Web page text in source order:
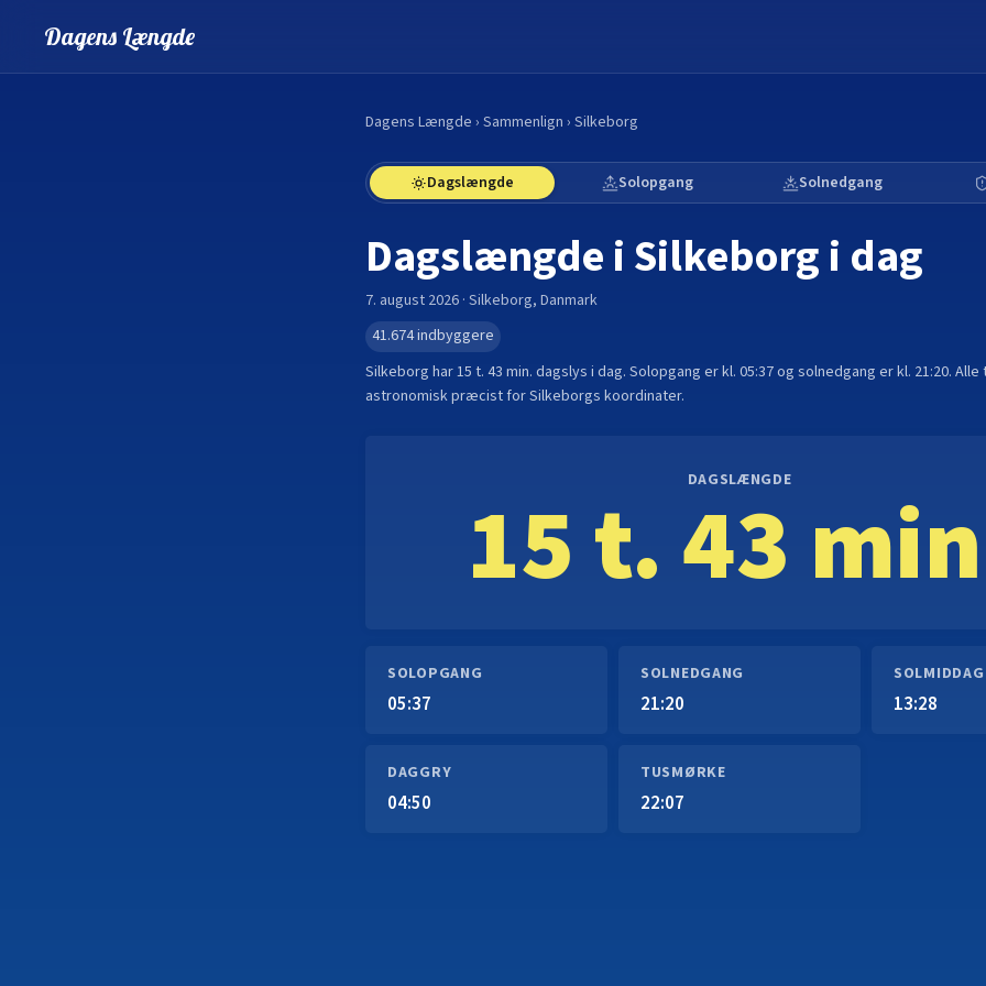
Dagens Længde
Dagens Længde › Sammenlign › Silkeborg
Dagslængde Solopgang Solnedgang
Dagslængde iSilkeborgi dag
7. august 2026 · Silkeborg, Danmark
41.674indbyggere
Silkeborg har15 t. 43 min. dagslys i dag. Solopgang er kl. 05:37og solnedgang er kl. 21:20.
astronomisk præcist forSilkeborgs koordinater.
DAGSLÆNGDE
15 t. 43
SOLOPGANG
05:37
SOLNEDGANG
21:20
SOLMIDDAG
13:28
DAGGRY
04:50
TUSMØRKE
22:07